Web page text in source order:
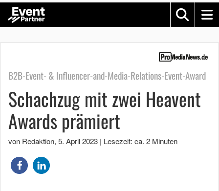
B2B-Event- & Influencer-and-Media-Relations-Event-Award
Schachzug mit zwei Heavent
Awards prämiert
von Redaktion, 5. April 2023 | Lesezeit: ca. 2 Minuten